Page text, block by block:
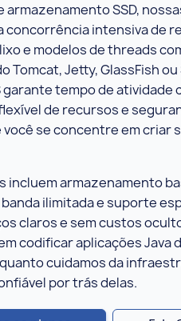
armazenamento SSD,
concorrência intensiva de
e modelos de threads
Tomcat, Jetty, GlassFish
garante tempo de
de recursos e
se concentre em criar
incluem armazenamento
banda ilimitada e suporte
claros e sem custos
codificar aplicações Java
cuidamos da
por trás delas.